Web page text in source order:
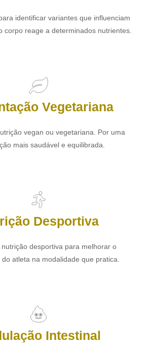
identificar variantes que influenciam
corpo reage a determinados nutrientes.
Vegetariana
vegan ou vegetariana. Por uma
mais saudável e equilibrada.
Desportiva
desportiva para melhorar o
atleta na modalidade que pratica.
Intestinal